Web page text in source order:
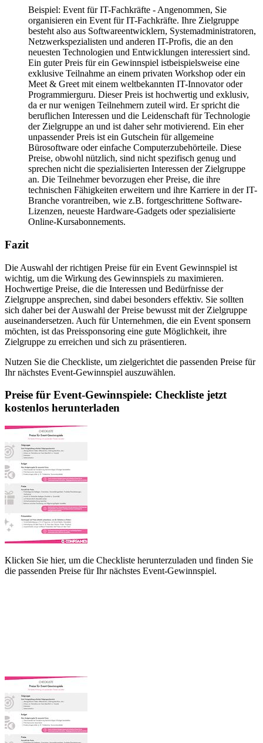
Beispiel: Event für IT-Fachkräfte - Angenommen, Sie
organisieren ein Event für IT-Fachkräfte. Ihre Zielgruppe
besteht also aus Softwareentwicklern, Systemadministratoren,
Netzwerkspezialisten und anderen IT-Profis, die an den
neuesten Technologien und Entwicklungen interessiert sind.
Ein guter Preis für ein Gewinnspiel istbeispielsweise eine
exklusive Teilnahme an einem privaten Workshop oder ein
Meet & Greet mit einem weltbekannten IT-Innovator oder
Programmierguru. Dieser Preis ist hochwertig und exklusiv,
da er nur wenigen Teilnehmern zuteil wird. Er spricht die
beruflichen Interessen und die Leidenschaft für Technologie
der Zielgruppe an und ist daher sehr motivierend. Ein eher
unpassender Preis ist ein Gutschein für allgemeine
Bürosoftware oder einfache Computerzubehörteile. Diese
Preise, obwohl nützlich, sind nicht spezifisch genug und
sprechen nicht die spezialisierten Interessen der Zielgruppe
an. Die Teilnehmer bevorzugen eher Preise, die ihre
technischen Fähigkeiten erweitern und ihre Karriere in der IT-
Branche vorantreiben, wie z.B. fortgeschrittene Software-
Lizenzen, neueste Hardware-Gadgets oder spezialisierte
Online-Kursabonnements.
Fazit
Die Auswahl der richtigen Preise für ein Event Gewinnspiel ist
wichtig, um die Wirkung des Gewinnspiels zu maximieren.
Hochwertige Preise, die die Interessen und Bedürfnisse der
Zielgruppe ansprechen, sind dabei besonders effektiv. Sie sollten
sich daher bei der Auswahl der Preise bewusst mit der Zielgruppe
auseinandersetzen. Auch für Unternehmen, die ein Event sponsern
möchten, ist das Preissponsoring eine gute Möglichkeit, ihre
Zielgruppe zu erreichen und sich zu präsentieren.
Nutzen Sie die Checkliste, um zielgerichtet die passenden Preise für
Ihr nächstes Event-Gewinnspiel auszuwählen.
Preise für Event-Gewinnspiele: Checkliste jetzt
kostenlos herunterladen
Klicken Sie hier, um die Checkliste herunterzuladen und finden Sie
die passenden Preise für Ihr nächstes Event-Gewinnspiel.